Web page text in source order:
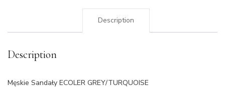
Description
Description
Męskie Sandały ECOLER GREY/TURQUOISE